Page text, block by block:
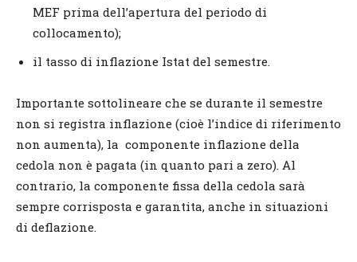
MEF prima dell’apertura del periodo di
collocamento);
il tasso di inflazione Istat del semestre.
Importante sottolineare che se durante il semestre
non si registra inflazione (cioè l’indice di riferimento
non aumenta), la componente inflazione della
cedola non è pagata (in quanto pari a zero). Al
contrario, la componente fissa della cedola sarà
sempre corrisposta e garantita, anche in situazioni
di deflazione.